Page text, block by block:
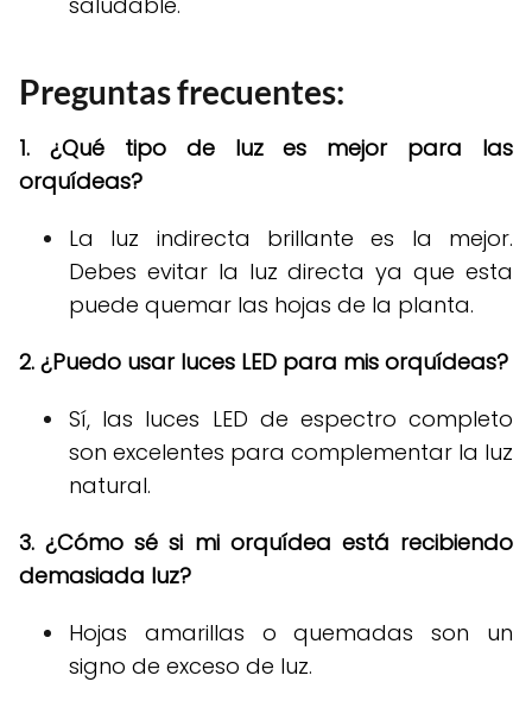
Preguntas frecuentes:
1. ¿Qué tipo de luz es mejor para las
orquídeas?
La luz indirecta brillante es la mejor.
Debes evitar la luz directa ya que esta
puede quemar las hojas de la planta.
2. ¿Puedo usar luces LED para mis orquídeas?
Sí, las luces LED de espectro completo
son excelentes para complementar la luz
natural.
3. ¿Cómo sé si mi orquídea está recibiendo
demasiada luz?
Hojas amarillas o quemadas son un
signo de exceso de luz.